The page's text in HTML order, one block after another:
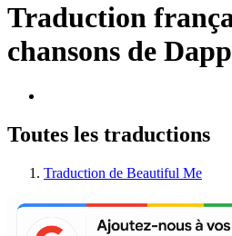
Traduction
chansons de
Toutes les traductions
Traduction de Beautiful Me